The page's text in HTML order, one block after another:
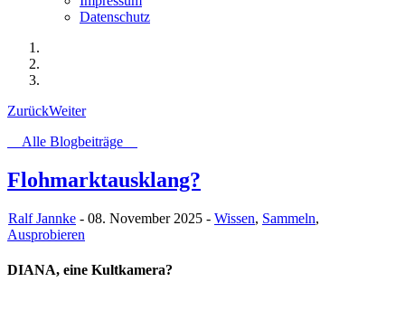
Datenschutz
ZurückWeiter
Alle Blogbeiträge
Flohmarktausklang?
Ralf Jannke - 08. November 2025 - Wissen, Sammeln,
Ausprobieren
DIANA, eine Kultkamera?